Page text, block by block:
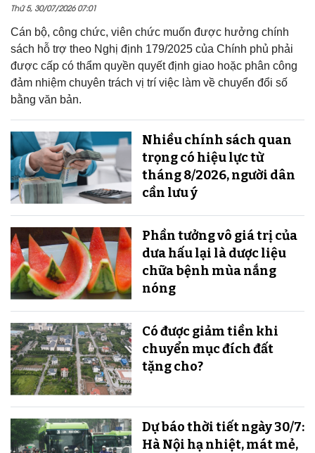
Thứ 5, 30/07/2026 07:01
Cán bộ, công chức, viên chức muốn được hưởng chính
sách hỗ trợ theo Nghị định 179/2025 của Chính phủ phải
được cấp có thẩm quyền quyết định giao hoặc phân công
đảm nhiệm chuyên trách vị trí việc làm về chuyển đổi số
bằng văn bản.
Nhiều chính sách quan
trọng có hiệu lực từ
tháng 8/2026, người dân
cần lưu ý
Phần tưởng vô giá trị của
dưa hấu lại là dược liệu
chữa bệnh mùa nắng
nóng
Có được giảm tiền khi
chuyển mục đích đất
tặng cho?
Dự báo thời tiết ngày 30/7:
Hà Nội hạ nhiệt, mát mẻ,